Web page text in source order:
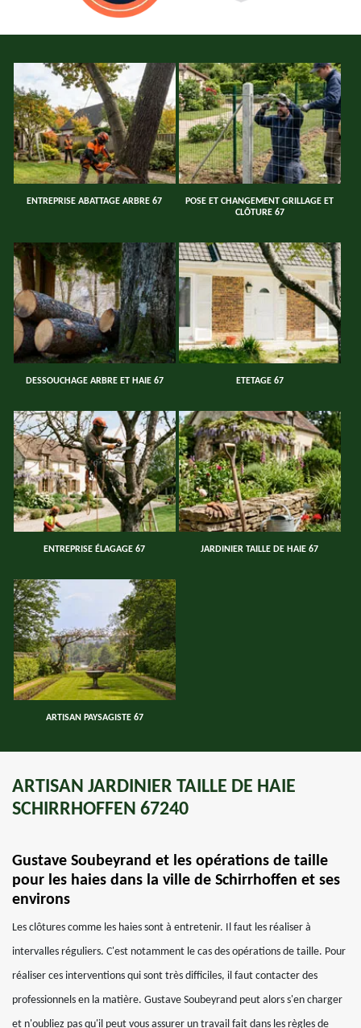
ENTREPRISE ABATTAGE ARBRE 67
POSE ET CHANGEMENT GRILLAGE ET
CLÔTURE 67
DESSOUCHAGE ARBRE ET HAIE 67 ETETAGE 67
ENTREPRISE ÉLAGAGE 67 JARDINIER TAILLE DE HAIE 67
ARTISAN PAYSAGISTE 67
ARTISAN JARDINIER TAILLE DE HAIE
SCHIRRHOFFEN 67240
Gustave Soubeyrand et les opérations de taille
pour les haies dans la ville de Schirrhoffen et ses
environs
Les clôtures comme les haies sont à entretenir. Il faut les réaliser à
intervalles réguliers. C'est notamment le cas des opérations de taille. Pour
réaliser ces interventions qui sont très difficiles, il faut contacter des
professionnels en la matière. Gustave Soubeyrand peut alors s'en charger
et n'oubliez pas qu'il peut vous assurer un travail fait dans les règles de